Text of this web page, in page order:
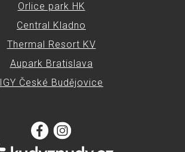
Orlice park HK
Central Kladno
Thermal Resort KV
Aupark Bratislava
IGY České Budějovice